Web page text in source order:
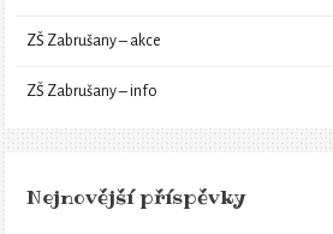
ZŠ Zabrušany – akce
ZŠ Zabrušany – info
Nejnovější příspěvky